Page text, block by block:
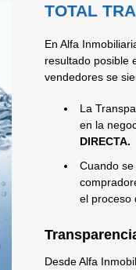
TOTAL
En Alfa
resultado posible
vendedores se
La
en la
DIRECTA.
Cuando
el proceso
Desde Alfa